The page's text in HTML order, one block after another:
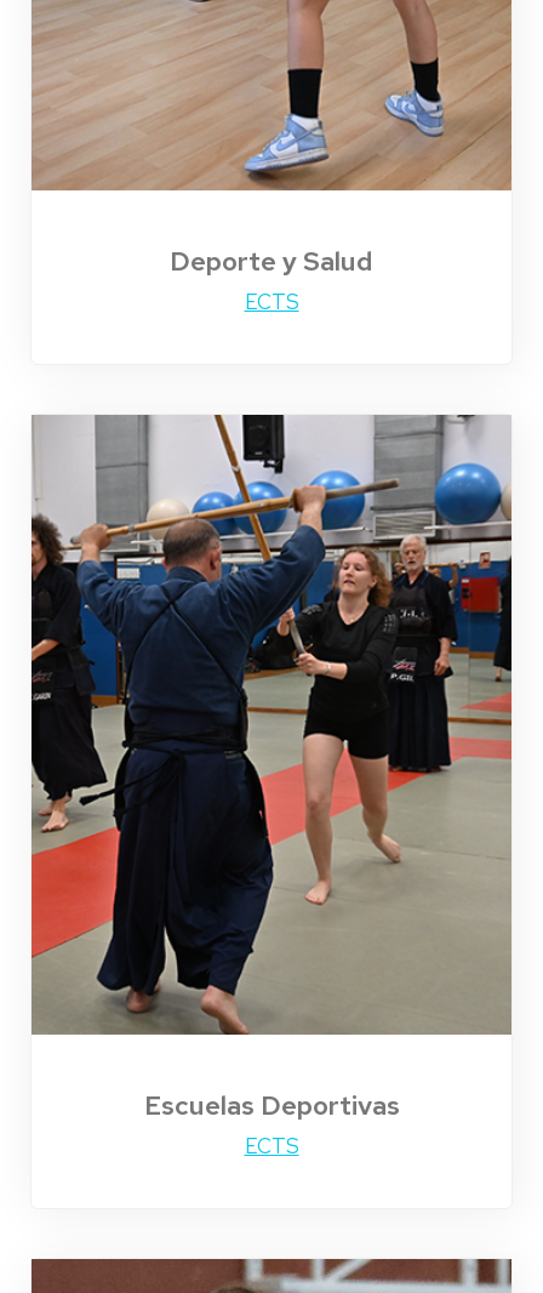
Deporte y Salud
ECTS
Escuelas Deportivas
ECTS